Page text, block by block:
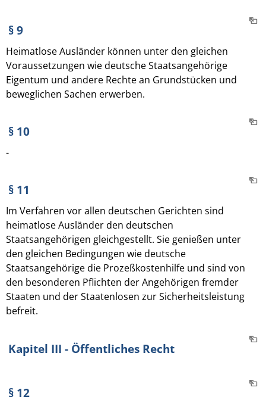
§ 9
Heimatlose Ausländer können unter den gleichen
Voraussetzungen wie deutsche Staatsangehörige
Eigentum und andere Rechte an Grundstücken und
beweglichen Sachen erwerben.
§ 10
-
§ 11
Im Verfahren vor allen deutschen Gerichten sind
heimatlose Ausländer den deutschen
Staatsangehörigen gleichgestellt. Sie genießen unter
den gleichen Bedingungen wie deutsche
Staatsangehörige die Prozeßkostenhilfe und sind von
den besonderen Pflichten der Angehörigen fremder
Staaten und der Staatenlosen zur Sicherheitsleistung
befreit.
Kapitel III - Öffentliches Recht
§ 12